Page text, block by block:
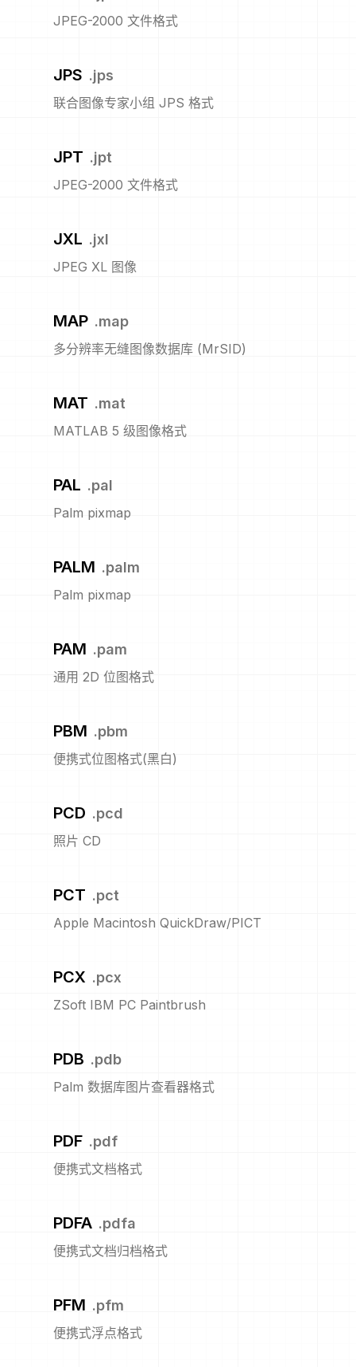
JPEG-2000 文件格式
JPS .jps
联合图像专家小组 JPS 格式
JPT .jpt
JPEG-2000 文件格式
JXL .jxl
JPEG XL 图像
MAP .map
多分辨率无缝图像数据库 (MrSID)
MAT .mat
MATLAB 5 级图像格式
PAL .pal
Palm pixmap
PALM .palm
Palm pixmap
PAM .pam
通用 2D 位图格式
PBM .pbm
便携式位图格式(黑白)
PCD .pcd
照片 CD
PCT .pct
Apple Macintosh QuickDraw/PICT
PCX .pcx
ZSoft IBM PC Paintbrush
PDB .pdb
Palm 数据库图片查看器格式
PDF .pdf
便携式文档格式
PDFA .pdfa
便携式文档归档格式
PFM .pfm
便携式浮点格式